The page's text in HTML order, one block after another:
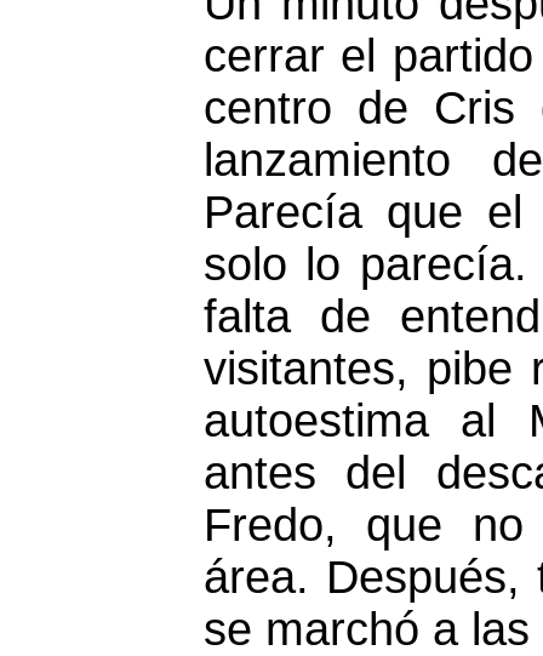
cerrar el
centro de
lanzamiento
Parecía que el
solo lo
falta de
visitantes, pibe
autoestima al
antes del
Fredo, que
área.
se marchó a